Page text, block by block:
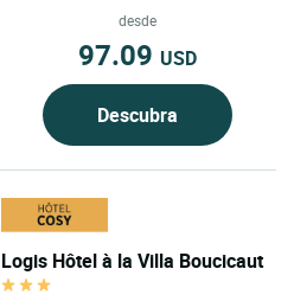
carta de vinos provenientes...
desde
97.09 USD
Descubra
Logis Hôtel à la Villa Boucicaut